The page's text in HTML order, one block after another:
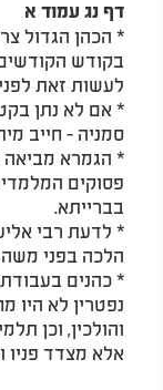
דף נג עמוד א
* הכהן הגדול
בקודש
לעשות זאת
* אם לא נתן
סמניה - חייב
* הגמרא מביאה
פסוקים
בברייתא.
* לדעת רבי
הלכה בפני משה
* כהנים
נפטרין לא היו
והולכין, וכן
אלא מצדד פניו